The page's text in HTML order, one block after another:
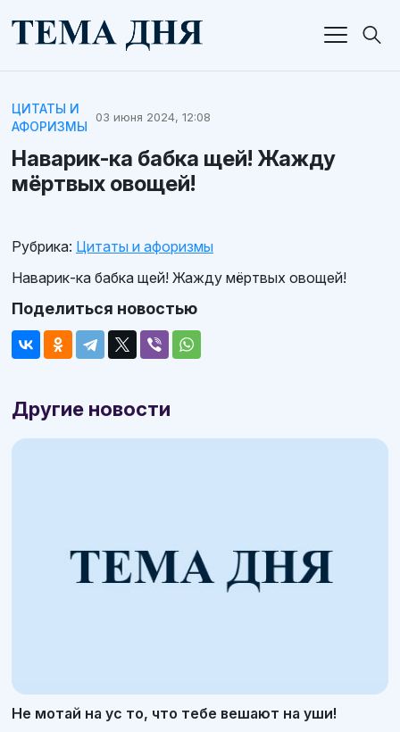
ЦИТАТЫ И
АФОРИЗМЫ
03 июня 2024, 12:08
Наварик-ка бабка щей! Жажду
мёртвых овощей!
Рубрика: Цитаты и афоризмы
Наварик-ка бабка щей! Жажду мёртвых овощей!
Поделиться новостью
Другие новости
Не мотай на ус то, что тебе вешают на уши!